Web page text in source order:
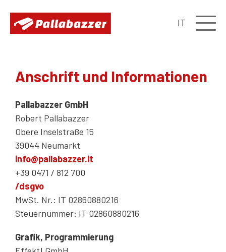
IT
Anschrift und Informationen
Pallabazzer GmbH
Robert Pallabazzer
Obere Inselstraße 15
39044 Neumarkt
info@pallabazzer.it
+39 0471 / 812 700
/dsgvo
MwSt. Nr.: IT 02860880216
Steuernummer: IT 02860880216
Grafik, Programmierung